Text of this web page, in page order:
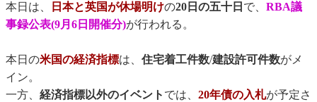
本日は、 日本と英国が休場明けの20日の五十日 で、 RBA議
事録公表(9月6日開催分)が行われる。
本日の米国の経済指標は、 住宅着工件数/建設許可件数がメ
イン。
一方、 経済指標以外のイベント では、 20年債の入札が予定さ